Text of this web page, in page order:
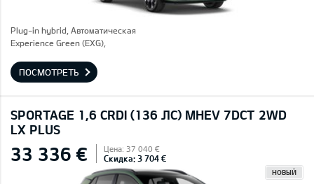
Plug-in hybrid, Автоматическая
Experience Green (EXG),
ПОСМОТРЕТЬ
SPORTAGE 1,6 CRDI (136 ЛС) MHEV 7DCT 2WD
LX PLUS
33 336 € Цена: 37 040 €
Скидка: 3 704 €
НОВЫЙ